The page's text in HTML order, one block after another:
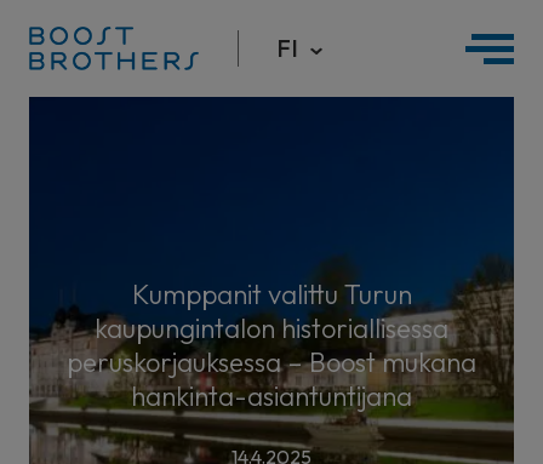
FI
Kumppanit valittu Turun
kaupungintalon historiallisessa
peruskorjauksessa – Boost mukana
hankinta-asiantuntijana
14.4.2025